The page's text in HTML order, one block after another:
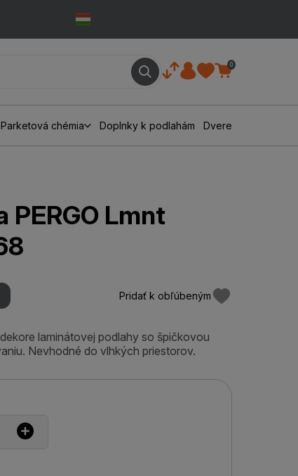
0
Parketová chémia Doplnky k podlahám Dvere
PERGO Lmnt
Pridať k obľúbeným
laminátovej podlahy so špičkovou
Nevhodné do vlhkých priestorov.